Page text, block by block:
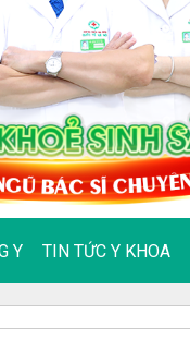
Y TIN TỨC Y KHOA